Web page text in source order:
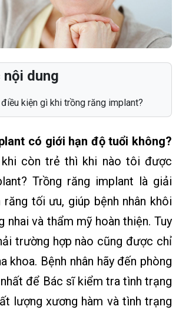
dung
kiện gì khi trồng răng implant?
có giới hạn độ tuổi không?
còn trẻ thì khi nào tôi được
Trồng răng implant là giải
răng tối ưu, giúp bệnh nhân khôi
nhai và thẩm mỹ hoàn thiện. Tuy
trường hợp nào cũng được chỉ
khoa. Bệnh nhân hãy đến phòng
để Bác sĩ kiểm tra tình trạng
lượng xương hàm và tình trạng